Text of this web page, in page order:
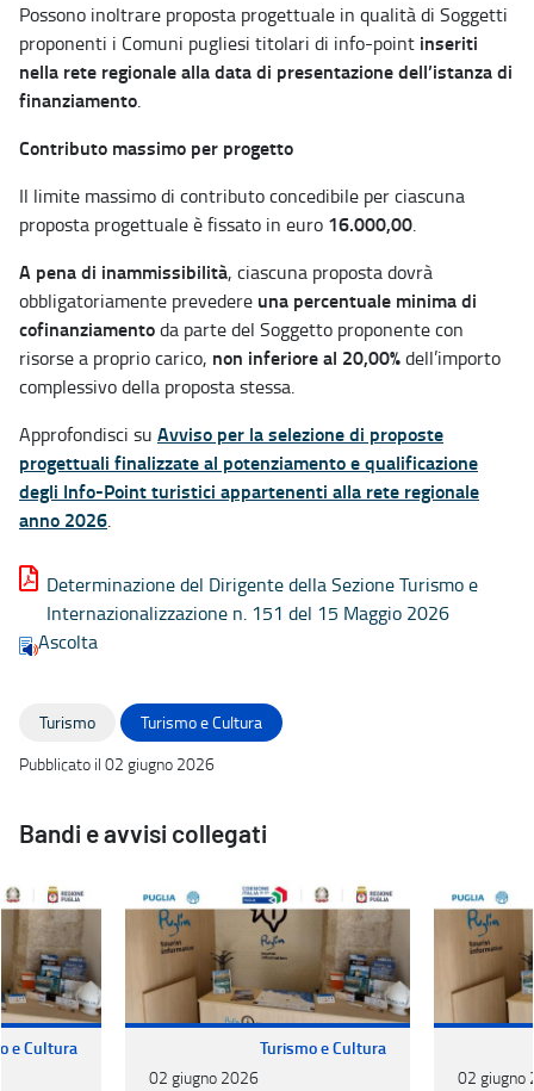
Possono inoltrare proposta progettuale in qualità di Soggetti
proponenti i Comuni pugliesi titolari di info-point inseriti
nella rete regionale alla data di presentazione dell’istanza di
finanziamento.
Contributo massimo per progetto
Il limite massimo di contributo concedibile per ciascuna
proposta progettuale è fissato in euro 16.000,00.
A pena di inammissibilità, ciascuna proposta dovrà
obbligatoriamente prevedere una percentuale minima di
cofinanziamentoda parte del Soggetto proponente con
risorse a proprio carico, non inferiore al 20,00%dell’importo
complessivo della proposta stessa.
Approfondisci su Avviso per la selezione di proposte
progettuali finalizzate al potenziamento e qualificazione
degli Info-Point turistici appartenenti alla rete regionale
anno 2026.
Determinazione del Dirigente della Sezione Turismo e
Internazionalizzazione n. 151 del 15 Maggio 2026
Ascolta
Turismo
Turismo e Cultura
Pubblicato il 02 giugno 2026
Bandi e avvisi collegati
e Cultura
Turismo e Cultura
02 giugno 2026
02 giugno